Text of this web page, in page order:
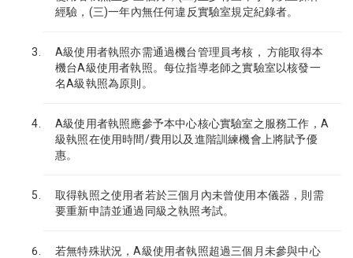
經驗，(三)一年內無任何違反實驗室規定紀錄者。
A級使用者執照亦需通過機台管理員考核， 方能取得本
機台A級使用者執照。每位指導老師之實驗室以核發一
名A級執照為原則。
A級使用者執照應參予本中心核心實驗室之服務工作，A
級執照在使用時間/費用以及進階訓練機會上將賦予優
惠。
取得執照之使用者若於三個月內未曾使用本儀器，則需
要重新申請並通過同級之執照考試。
若無特殊狀況，A級使用者執照超過三個月未參與中心